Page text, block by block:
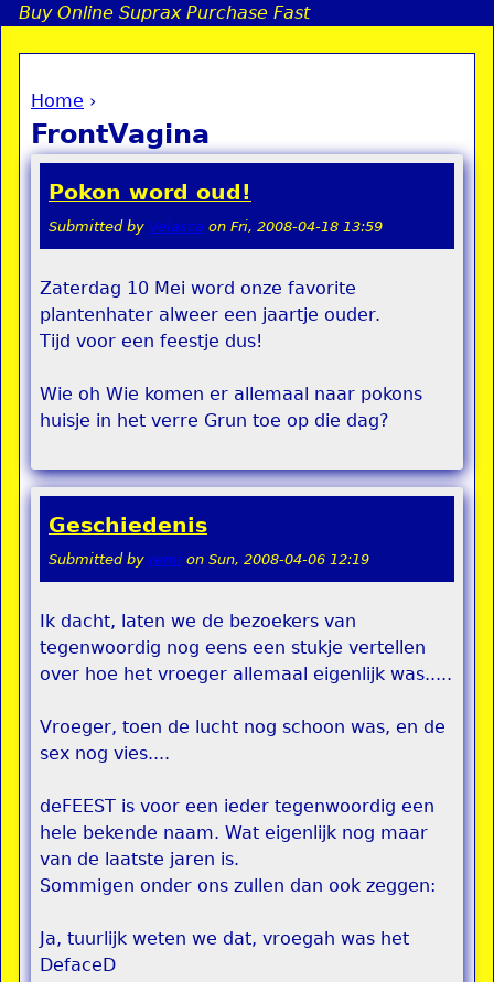
Jump to navigation
Buy Online Suprax Purchase Fast
You are here
Home ›
FrontVagina
Pokon word oud!
Submitted by Velasca on Fri, 2008-04-18 13:59
Zaterdag 10 Mei word onze favorite
plantenhater alweer een jaartje ouder.
Tijd voor een feestje dus!
Wie oh Wie komen er allemaal naar pokons
huisje in het verre Grun toe op die dag?
Geschiedenis
Submitted by remi on Sun, 2008-04-06 12:19
Ik dacht, laten we de bezoekers van
tegenwoordig nog eens een stukje vertellen
over hoe het vroeger allemaal eigenlijk was.....
Vroeger, toen de lucht nog schoon was, en de
sex nog vies....
deFEEST is voor een ieder tegenwoordig een
hele bekende naam. Wat eigenlijk nog maar
van de laatste jaren is.
Sommigen onder ons zullen dan ook zeggen:
Ja, tuurlijk weten we dat, vroegah was het
DefaceD